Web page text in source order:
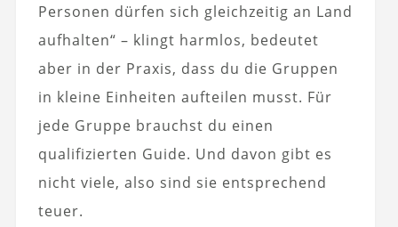
Personen dürfen sich gleichzeitig an Land
aufhalten“ – klingt harmlos, bedeutet
aber in der Praxis, dass du die Gruppen
in kleine Einheiten aufteilen musst. Für
jede Gruppe brauchst du einen
qualifizierten Guide. Und davon gibt es
nicht viele, also sind sie entsprechend
teuer.